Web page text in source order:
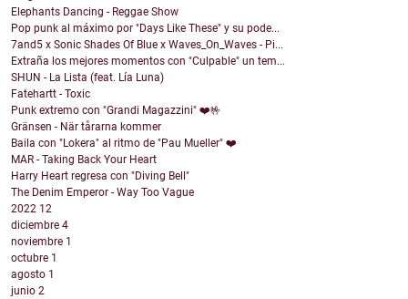
Elephants Dancing - Reggae Show
Pop punk al máximo por "Days Like These" y su pode...
7and5 x Sonic Shades Of Blue x Waves_On_Waves - Pi...
Extraña los mejores momentos con "Culpable" un tem...
SHUN - La Lista (feat. Lía Luna)
Fatehartt - Toxic
Punk extremo con "Grandi Magazzini" ❤️🤟
Gränsen - När tårarna kommer
Baila con "Lokera" al ritmo de "Pau Mueller" ❤️
MAR - Taking Back Your Heart
Harry Heart regresa con "Diving Bell"
The Denim Emperor - Way Too Vague
2022 12
diciembre 4
noviembre 1
octubre 1
agosto 1
junio 2